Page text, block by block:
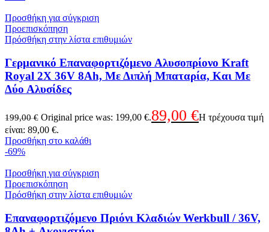
Προσθήκη για σύγκριση
Προεπισκόπηση
Πρόσθήκη στην λίστα επιθυμιών
Γερμανικό Επαναφορτιζόμενο Αλυσοπρίονο Kraft
Royal 2X 36V 8Ah, Με Διπλή Μπαταρία, Και Με
Δύο Αλυσίδες
199,00€ Original price was: 199,00 €.89,00 €Η τρέχουσα τιμή
είναι: 89,00 €.
Προσθήκη στο καλάθι
-69%
Προσθήκη για σύγκριση
Προεπισκόπηση
Πρόσθήκη στην λίστα επιθυμιών
Επαναφορτιζόμενο Πριόνι Κλαδιών Werkbull / 36V,